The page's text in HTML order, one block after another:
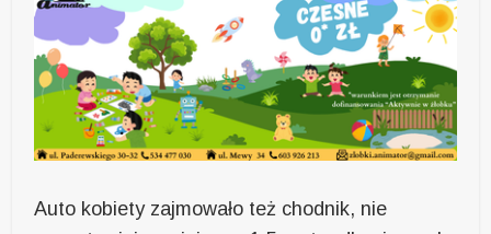
Auto kobiety zajmowało też chodnik, nie